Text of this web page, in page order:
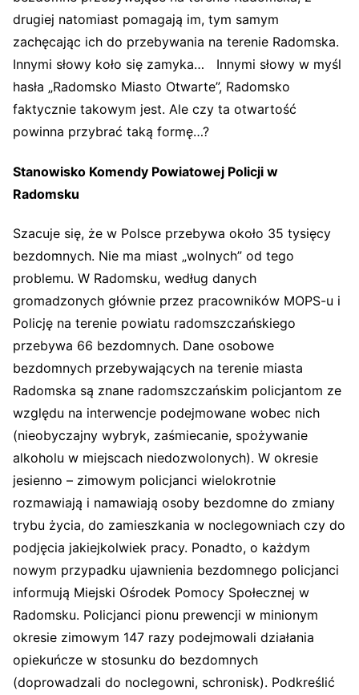
drugiej natomiast pomagają im, tym samym
zachęcając ich do przebywania na terenie Radomska.
Innymi słowy koło się zamyka… Innymi słowy w myśl
hasła „Radomsko Miasto Otwarte”, Radomsko
faktycznie takowym jest. Ale czy ta otwartość
powinna przybrać taką formę…?
Stanowisko Komendy Powiatowej Policji w
Radomsku
Szacuje się, że w Polsce przebywa około 35 tysięcy
bezdomnych. Nie ma miast „wolnych” od tego
problemu. W Radomsku, według danych
gromadzonych głównie przez pracowników MOPS-u i
Policję na terenie powiatu radomszczańskiego
przebywa 66 bezdomnych. Dane osobowe
bezdomnych przebywających na terenie miasta
Radomska są znane radomszczańskim policjantom ze
względu na interwencje podejmowane wobec nich
(nieobyczajny wybryk, zaśmiecanie, spożywanie
alkoholu w miejscach niedozwolonych). W okresie
jesienno – zimowym policjanci wielokrotnie
rozmawiają i namawiają osoby bezdomne do zmiany
trybu życia, do zamieszkania w noclegowniach czy do
podjęcia jakiejkolwiek pracy. Ponadto, o każdym
nowym przypadku ujawnienia bezdomnego policjanci
informują Miejski Ośrodek Pomocy Społecznej w
Radomsku. Policjanci pionu prewencji w minionym
okresie zimowym 147 razy podejmowali działania
opiekuńcze w stosunku do bezdomnych
(doprowadzali do noclegowni, schronisk). Podkreślić